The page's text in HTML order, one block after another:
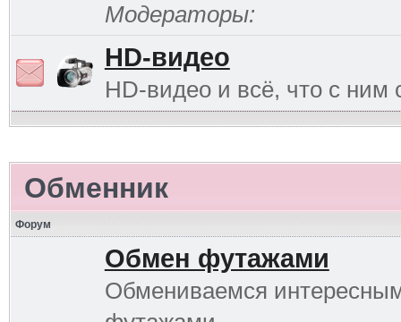
Модераторы:
HD-видео
HD-видео и всё, что с ним
Обменник
Форум
Обмен футажами
Обмениваемся